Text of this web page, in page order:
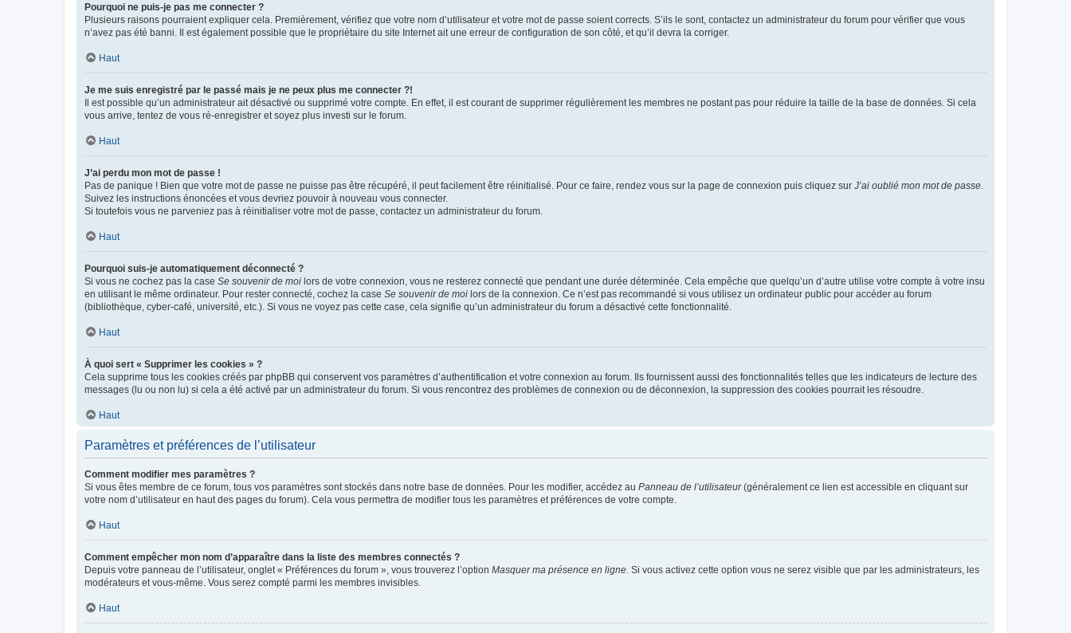
Pourquoi ne puis-je pas me connecter ?
Plusieurs raisons pourraient expliquer cela. Premièrement, vérifiez que votre nom d’utilisateur et votre mot de passe soient corrects. S’ils le sont, contactez un administrateur du forum pour vérifier que vous
n’avez pas été banni. Il est également possible que le propriétaire du site Internet ait une erreur de configuration de son côté, et qu’il devra la corriger.
Haut
Je me suis enregistré par le passé mais je ne peux plus me connecter ?!
Il est possible qu’un administrateur ait désactivé ou supprimé votre compte. En effet, il est courant de supprimer régulièrement les membres ne postant pas pour réduire la taille de la base de données. Si cela
vous arrive, tentez de vous ré-enregistrer et soyez plus investi sur le forum.
Haut
J’ai perdu mon mot de passe !
Pas de panique ! Bien que votre mot de passe ne puisse pas être récupéré, il peut facilement être réinitialisé. Pour ce faire, rendez vous sur la page de connexion puis cliquez sur J’ai oublié mon mot de passe
Suivez les instructions énoncées et vous devriez pouvoir à nouveau vous connecter.
Si toutefois vous ne parveniez pas à réinitialiser votre mot de passe, contactez un administrateur du forum.
Haut
Pourquoi suis-je automatiquement déconnecté ?
Si vous ne cochez pas la case Se souvenir de moi lors de votre connexion, vous ne resterez connecté que pendant une durée déterminée. Cela empêche que quelqu’un d’autre utilise votre compte à votre insu
en utilisant le même ordinateur. Pour rester connecté, cochez la case Se souvenir de moi lors de la connexion. Ce n’est pas recommandé si vous utilisez un ordinateur public pour accéder au forum
(bibliothèque, cyber-café, université, etc.). Si vous ne voyez pas cette case, cela signifie qu’un administrateur du forum a désactivé cette fonctionnalité.
Haut
À quoi sert « Supprimer les cookies » ?
Cela supprime tous les cookies créés par phpBB qui conservent vos paramètres d’authentification et votre connexion au forum. Ils fournissent aussi des fonctionnalités telles que les indicateurs de lecture des
messages (lu ou non lu) si cela a été activé par un administrateur du forum. Si vous rencontrez des problèmes de connexion ou de déconnexion, la suppression des cookies pourrait les résoudre.
Haut
Paramètres et préférences de l’utilisateur
Comment modifier mes paramètres ?
Si vous êtes membre de ce forum, tous vos paramètres sont stockés dans notre base de données. Pour les modifier, accédez au Panneau de l’utilisateur(généralement ce lien est accessible en cliquant sur
votre nom d’utilisateur en haut des pages du forum). Cela vous permettra de modifier tous les paramètres et préférences de votre compte.
Haut
Comment empêcher mon nom d’apparaître dans la liste des membres connectés ?
Depuis votre panneau de l’utilisateur, onglet « Préférences du forum », vous trouverez l’option Masquer ma présence en ligne . Si vous activez cette option vous ne serez visible que par les administrateurs, les
modérateurs et vous-même. Vous serez compté parmi les membres invisibles.
Haut